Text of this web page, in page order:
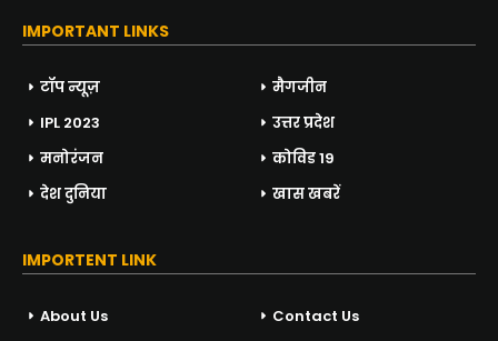
IMPORTANT LINKS
टॉप न्यूज़
मैगजीन
IPL 2023
उत्तर प्रदेश
मनोरंजन
कोविड 19
देश दुनिया
खास खबरें
IMPORTENT LINK
About Us
Contact Us